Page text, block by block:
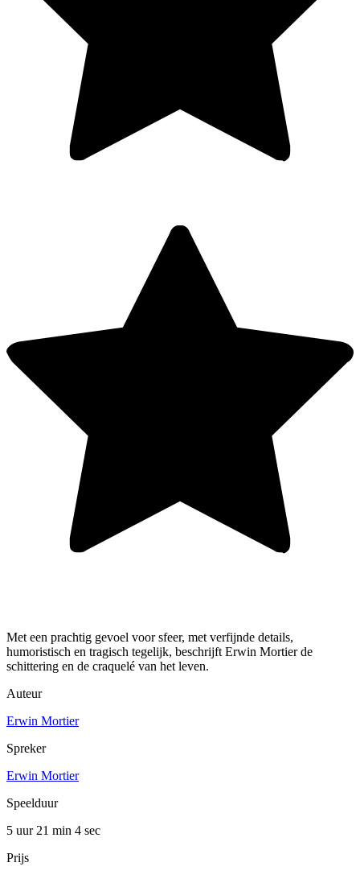
Met een prachtig gevoel voor sfeer, met verfijnde details,
humoristisch en tragisch tegelijk, beschrijft Erwin Mortier de
schittering en de craquelé van het leven.
Auteur
Erwin Mortier
Spreker
Erwin Mortier
Speelduur
5 uur 21 min 4 sec
Prijs